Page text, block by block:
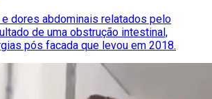
dores abdominais relatados pelo
de uma obstrução intestinal,
pós facada que levou em 2018.